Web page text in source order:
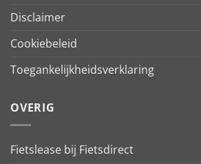
Disclaimer
Cookiebeleid
Toegankelijkheidsverklaring
OVERIG
Fietslease bij Fietsdirect